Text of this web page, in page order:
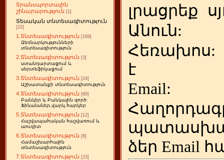
Տրանսպորտային
շինարարություն [1]
Տեսական տնտեսագիտություն
[22]
1.Տնտեսագիտություն [169]
Ձեռնարկությունների
տնտեսագիտություն
2.Տնտեսագիտություն [3]
ստանդարտացում և
սերտեֆիկացում
3.Տնտեսագիտություն [24]
Աշխատանքի տնտեսագիտություն
4.Տնտեսագիտություն [60]
Բանկեր և Բանկային գործ:
Ֆինանսներ,վարկ,հարկեր
5.Տնտեսագիտություն [12]
Հաշվապահական հաշվառում և
աուդիտ
6.Տնտեսագիտություն [8]
Համաշխարհային
տնտեսագիտություն
7.Տնտեսագիտություն [23]
լրացրեք
Անուն:
Հեռախոս
է
ձեր Email